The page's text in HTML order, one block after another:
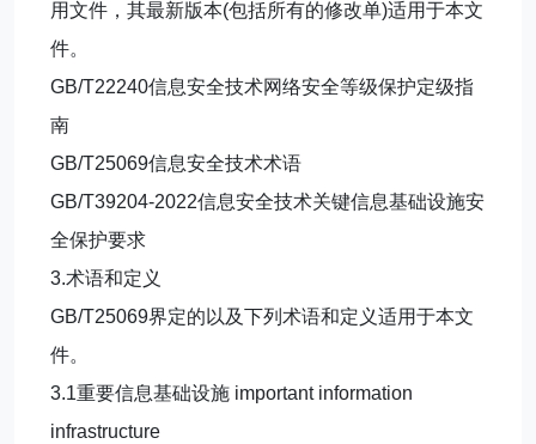
用文件，其最新版本(包括所有的修改单)适用于本文
件。
GB/T22240信息安全技术网络安全等级保护定级指
南
GB/T25069信息安全技术术语
GB/T39204-2022信息安全技术关键信息基础设施安
全保护要求
3.术语和定义
GB/T25069界定的以及下列术语和定义适用于本文
件。
3.1重要信息基础设施 important information
infrastructure